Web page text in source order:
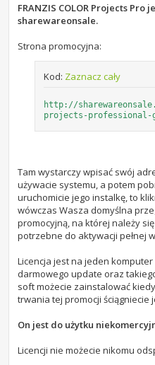
FRANZIS COLOR Projects
sharewareonsale.
Strona promocyjna:
Kod: Zaznacz cały
http://
projects-professional-
Tam wystarczy wpisać swój
używacie systemu, a potem
uruchomicie jego instalkę, to
wówczas Wasza domyślna
promocyjną, na której należy
potrzebne do aktywacji pełnej
Licencja jest na jeden
darmowego update oraz
soft możecie zainstalować
trwania tej promocji ściągniecie
On jest do użytku
Licencji nie możecie nikomu